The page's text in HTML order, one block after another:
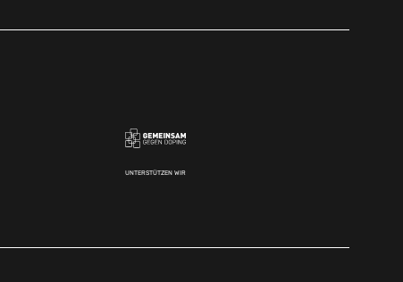
UNTERSTÜTZEN WIR